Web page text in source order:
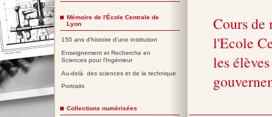
Cours de
l'Ecole
les
Mémoire de l'École Centrale de
Lyon
150 ans d'histoire d'une institution
Enseignement et Recherche en
Sciences pour l'Ingénieur
Au-delà des sciences et de la technique
Portraits
Collections numérisées